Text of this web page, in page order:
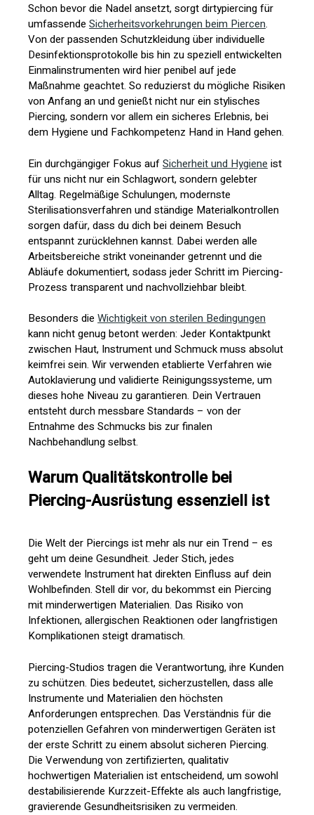
Schon bevor die Nadel ansetzt, sorgt dirtypiercing für
umfassendeSicherheitsvorkehrungen beim Piercen.
Von der passenden Schutzkleidung über individuelle
Desinfektionsprotokolle bis hin zu speziell entwickelten
Einmalinstrumenten wird hier penibel auf jede
Maßnahme geachtet. So reduzierst du mögliche Risiken
von Anfang an und genießt nicht nur ein stylisches
Piercing, sondern vor allem ein sicheres Erlebnis, bei
dem Hygiene und Fachkompetenz Hand in Hand gehen.
Ein durchgängiger Fokus aufSicherheit und Hygiene ist
für uns nicht nur ein Schlagwort, sondern gelebter
Alltag. Regelmäßige Schulungen, modernste
Sterilisationsverfahren und ständige Materialkontrollen
sorgen dafür, dass du dich bei deinem Besuch
entspannt zurücklehnen kannst. Dabei werden alle
Arbeitsbereiche strikt voneinander getrennt und die
Abläufe dokumentiert, sodass jeder Schritt im Piercing-
Prozess transparent und nachvollziehbar bleibt.
Besonders dieWichtigkeit von sterilen Bedingungen
kann nicht genug betont werden: Jeder Kontaktpunkt
zwischen Haut, Instrument und Schmuck muss absolut
keimfrei sein. Wir verwenden etablierte Verfahren wie
Autoklavierung und validierte Reinigungssysteme, um
dieses hohe Niveau zu garantieren. Dein Vertrauen
entsteht durch messbare Standards – von der
Entnahme des Schmucks bis zur finalen
Nachbehandlung selbst.
Warum Qualitätskontrolle bei
Piercing-Ausrüstung essenziell ist
Die Welt der Piercings ist mehr als nur ein Trend – es
geht um deine Gesundheit. Jeder Stich, jedes
verwendete Instrument hat direkten Einfluss auf dein
Wohlbefinden. Stell dir vor, du bekommst ein Piercing
mit minderwertigen Materialien. Das Risiko von
Infektionen, allergischen Reaktionen oder langfristigen
Komplikationen steigt dramatisch.
Piercing-Studios tragen die Verantwortung, ihre Kunden
zu schützen. Dies bedeutet, sicherzustellen, dass alle
Instrumente und Materialien den höchsten
Anforderungen entsprechen. Das Verständnis für die
potenziellen Gefahren von minderwertigen Geräten ist
der erste Schritt zu einem absolut sicheren Piercing.
Die Verwendung von zertifizierten, qualitativ
hochwertigen Materialien ist entscheidend, um sowohl
destabilisierende Kurzzeit-Effekte als auch langfristige,
gravierende Gesundheitsrisiken zu vermeiden.